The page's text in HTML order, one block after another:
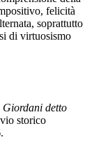
felicità
soprattutto
di virtuosismo
Giordani detto
storico